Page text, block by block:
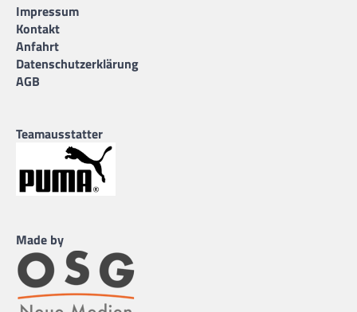
Impressum
Kontakt
Anfahrt
Datenschutzerklärung
AGB
Teamausstatter
Made by